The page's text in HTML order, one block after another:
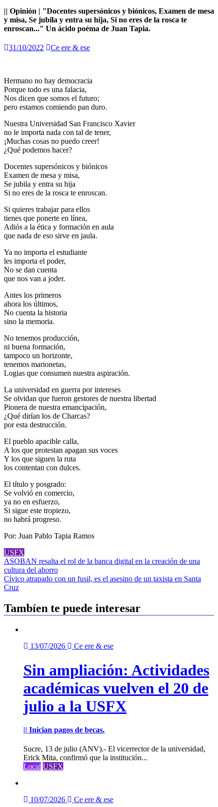
|| Opinión | "Docentes supersónicos y biónicos, Examen de mesa
y misa, Se jubila y entra su hija, Si no eres de la rosca te
enroscan..." Un ácido poéma de Juan Tapia.
31/10/2022 Ce ere & ese
Hermano no hay democracia
Porque todo es una falacia,
Nos dicen que somos el futuro;
pero estamos comiendo pan duro.
Nuestra Universidad San Francisco Xavier
no le importa nada con tal de tener,
¡Muchas cosas no puedo creer!
¿Qué podemos hacer?
Docentes supersónicos y biónicos
Examen de mesa y misa,
Se jubila y entra su hija
Si no eres de la rosca te enroscan.
Si quieres trabajar para ellos
tienes que ponerte en línea,
Adiós a la ética y formación en aula
que nada de eso sirve en jaula.
Ya no importa el estudiante
les importa el poder,
No se dan cuenta
que nos van a joder.
Antes los primeros
ahora los últimos,
No cuenta la historia
sino la memoria.
No tenemos producción,
ni buena formación,
tampoco un horizonte,
tenemos marionetas,
Logias que consumen nuestra aspiración.
La universidad en guerra por intereses
Se olvidan que fueron gestores de nuestra libertad
Pionera de nuestra emancipación,
¿Qué dirían los de Charcas?
por esta destrucción.
El pueblo apacible calla,
A los que protestan apagan sus voces
Y los que siguen la ruta
los contentan con dulces.
El título y posgrado:
Se volvió en comercio,
ya no en esfuerzo,
Si sigue este tropiezo,
no habrá progreso.
Por: Juan Pablo Tapia Ramos
USFX
Navegación
de
entradas
ASOBAN resalta el rol de la banca digital en la creación de una
cultura del ahorro
Cívico atrapado con un fusil, es el asesino de un taxista en Santa
Cruz
Tambíen te puede interesar
13/07/2026 Ce ere & ese
Sin ampliación: Actividades
académicas vuelven el 20 de
julio a la USFX
|| Inician pagos de becas.
Sucre, 13 de julio (ANV).- El vicerrector de la universidad,
Erick Mita, confirmó que la institución...
Local USFX
10/07/2026 Ce ere & ese